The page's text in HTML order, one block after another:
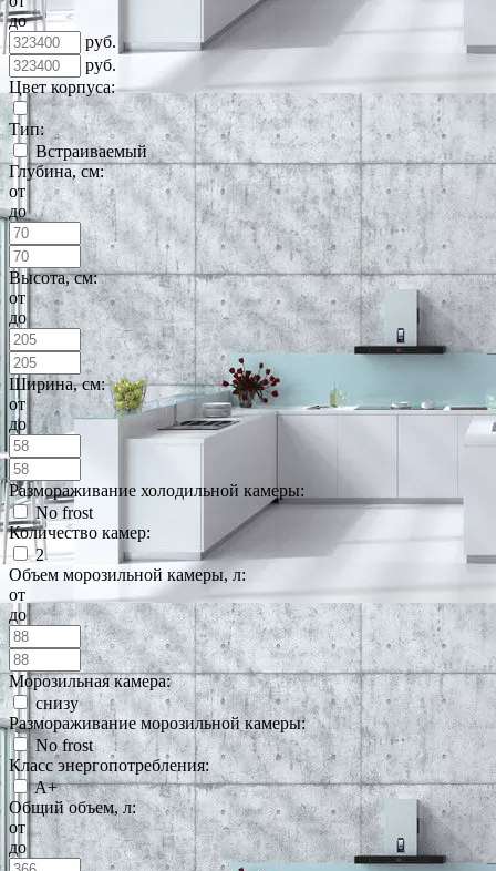
до
руб.
руб.
Цвет корпуса:
Тип:
Встраиваемый
Глубина, см:
от
до
Высота, см:
от
до
Ширина, см:
от
до
Размораживание холодильной камеры:
No frost
Количество камер:
2
Объем морозильной камеры, л:
от
до
Морозильная камера:
снизу
Размораживание морозильной камеры:
No frost
Класс энергопотребления:
A+
Общий объем, л:
от
до